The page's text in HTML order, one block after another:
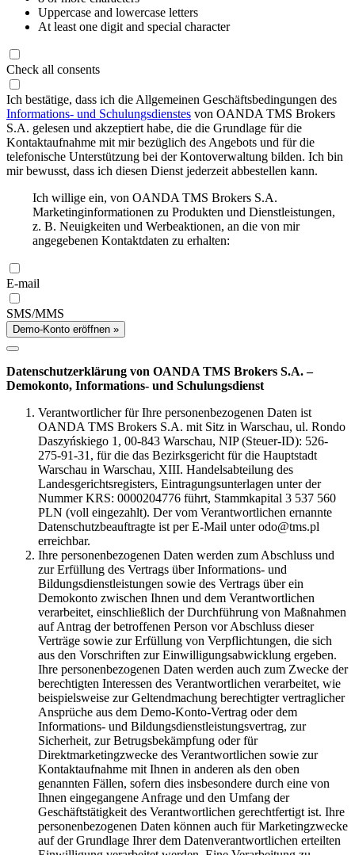
Uppercase and lowercase letters
At least one digit and special character
Check all consents
Ich bestätige, dass ich die Allgemeinen Geschäftsbedingungen des
Informations- und Schulungsdienstes von OANDA TMS Brokers
S.A. gelesen und akzeptiert habe, die die Grundlage für die
Kontaktaufnahme mit mir bezüglich des Angebots und für die
telefonische Unterstützung bei der Kontoverwaltung bilden. Ich bin
mir bewusst, dass ich diesen Dienst jederzeit abbestellen kann.
Ich willige ein, von OANDA TMS Brokers S.A.
Marketinginformationen zu Produkten und Dienstleistungen,
z. B. Neuigkeiten und Werbeaktionen, an die von mir
angegebenen Kontaktdaten zu erhalten:
E-mail
SMS/MMS
Demo-Konto eröffnen »
Datenschutzerklärung von OANDA TMS Brokers S.A. –
Demokonto, Informations- und Schulungsdienst
Verantwortlicher für Ihre personenbezogenen Daten ist
OANDA TMS Brokers S.A. mit Sitz in Warschau, ul. Rondo
Daszyńskiego 1, 00-843 Warschau, NIP (Steuer-ID): 526-
275-91-31, für die das Bezirksgericht für die Hauptstadt
Warschau in Warschau, XIII. Handelsabteilung des
Landesgerichtsregisters, Eintragungsunterlagen unter der
Nummer KRS: 0000204776 führt, Stammkapital 3 537 560
PLN (voll eingezahlt). Der vom Verantwortlichen ernannte
Datenschutzbeauftragte ist per E-Mail unter odo@tms.pl
erreichbar.
Ihre personenbezogenen Daten werden zum Abschluss und
zur Erfüllung des Vertrags über Informations- und
Bildungsdienstleistungen sowie des Vertrags über ein
Demokonto zwischen Ihnen und dem Verantwortlichen
verarbeitet, einschließlich der Durchführung von Maßnahmen
auf Antrag der betroffenen Person vor Abschluss dieser
Verträge sowie zur Erfüllung von Verpflichtungen, die sich
aus den Vorschriften zur Einwilligungsabwicklung ergeben.
Ihre personenbezogenen Daten werden auch zum Zwecke der
berechtigten Interessen des Verantwortlichen verarbeitet, wie
beispielsweise zur Geltendmachung berechtigter vertraglicher
Ansprüche aus dem Demo-Konto-Vertrag oder dem
Informations- und Bildungsdienstleistungsvertrag, zur
Sicherheit, zur Betrugsbekämpfung oder für
Direktmarketingzwecke des Verantwortlichen sowie zur
Kontaktaufnahme mit Ihnen in anderen als den oben
genannten Fällen, sofern dies insbesondere durch eine von
Ihnen eingegangene Anfrage und den Umfang der
Geschäftstätigkeit des Verantwortlichen gerechtfertigt ist. Ihre
personenbezogenen Daten können auch für Marketingzwecke
auf der Grundlage Ihrer dem Datenverantwortlichen erteilten